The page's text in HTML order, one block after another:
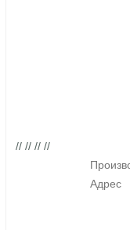
// // // //
Адрес